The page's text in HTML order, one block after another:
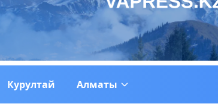
Курултай Алматы